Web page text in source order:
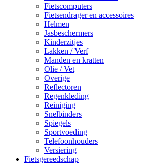
Fietscomputers
Fietsendrager en accessoires
Helmen
Jasbeschermers
Kinderzitjes
Lakken / Verf
Manden en kratten
Olie / Vet
Overige
Reflectoren
Regenkleding
Reiniging
Snelbinders
Spiegels
Sportvoeding
Telefoonhouders
Versiering
Fietsgereedschap